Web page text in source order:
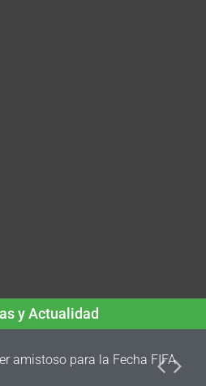
y Actualidad
amistoso para la Fecha FIFA